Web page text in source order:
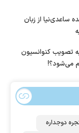
ساعدی‌نیا از زبان
تصویب کنوانسیون
می‌شود؟!
دوجداره